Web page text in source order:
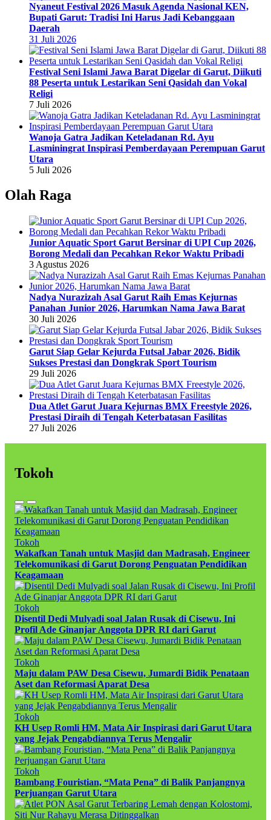
Nyaneut Festival 2026 Masuk Agenda Nasional KEN,
Bupati Garut: Tradisi Ini Harus Jadi Kebanggaan
Daerah
31 Juli 2026
Festival Seni Islami Jawa Barat Digelar di Garut, Diikuti
88 Peserta untuk Lestarikan Seni Qasidah dan Vokal
Religi
7 Juli 2026
Wanoja Gatra Jadikan Keteladanan Rd. Ayu
Lasminingrat Inspirasi Pemberdayaan Perempuan Garut
Utara
5 Juli 2026
Olah Raga
Junior Aquatic Sport Garut Bersinar di UPI Cup 2026,
Borong Medali dan Pecahkan Rekor Waktu Pribadi
3 Agustus 2026
Nadya Nurazizah Asal Garut Raih Emas Kejurnas
Panahan Junior 2026, Harumkan Nama Jawa Barat
30 Juli 2026
Garut Siap Gelar Kejurda Futsal Jabar 2026, Bidik
Sukses Prestasi dan Dongkrak Sport Tourism
29 Juli 2026
Dua Atlet Garut Juara Kejurnas BMX Freestyle 2026,
Prestasi Diraih di Tengah Keterbatasan Fasilitas
27 Juli 2026
Tokoh
Tokoh
Wakafkan Tanah untuk Masjid dan Madrasah, Engineer
Telekomunikasi di Garut Dorong Penguatan Pendidikan
Keagamaan
Tokoh
Disentil Dedi Mulyadi soal Jalan Rusak di Cisewu, Ini
Profil Ade Ginanjar Anggota DPR RI dari Garut
Tokoh
Maju dalam PAW Desa Cisewu, Jumardi Bidik Penataan
Aset dan Reformasi Aparat Desa
Tokoh
KH Usep Romli HM, Mata Air Inspirasi dari Garut Utara
yang Jejak Pengabdiannya Terus Mengalir
Tokoh
Bambang Fouristian, “Mata Pena” di Balik Panjangnya
Perjuangan Garut Utara